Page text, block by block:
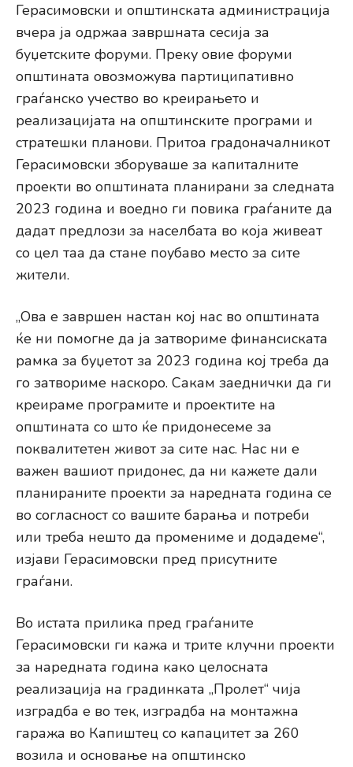
Герасимовски и општинската администрација
вчера ја одржаа завршната сесија за
буџетските форуми. Преку овие форуми
општината овозможува партиципативно
граѓанско учество во креирањето и
реализацијата на општинските програми и
стратешки планови. Притоа градоначалникот
Герасимовски зборуваше за капиталните
проекти во општината планирани за следната
2023 година и воедно ги повика граѓаните да
дадат предлози за населбата во која живеат
со цел таа да стане поубаво место за сите
жители.
„Ова е завршен настан кој нас во општината
ќе ни помогне да ја затвориме финансиската
рамка за буџетот за 2023 година кој треба да
го затвориме наскоро. Сакам заеднички да ги
креираме програмите и проектите на
општината со што ќе придонесеме за
поквалитетен живот за сите нас. Нас ни е
важен вашиот придонес, да ни кажете дали
планираните проекти за наредната година се
во согласност со вашите барања и потреби
или треба нешто да промениме и додадеме“,
изјави Герасимовски пред присутните
граѓани.
Во истата прилика пред граѓаните
Герасимовски ги кажа и трите клучни проекти
за наредната година како целосната
реализација на градинката „Пролет“ чија
изградба е во тек, изградба на монтажна
гаража во Капиштец со капацитет за 260
возила и основање на општинско